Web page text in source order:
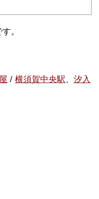
。
/ 横須賀中央駅、 汐入